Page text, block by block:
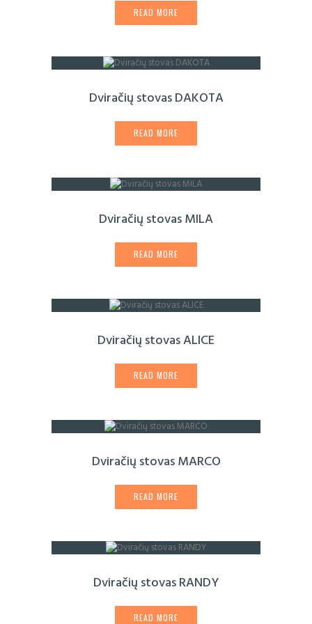
READ MORE
Dviračių stovas DAKOTA
READ MORE
Dviračių stovas MILA
READ MORE
Dviračių stovas ALICE
READ MORE
Dviračių stovas MARCO
READ MORE
Dviračių stovas RANDY
READ MORE